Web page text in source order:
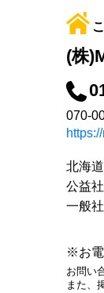
(株
070-
北海
公益
一般
※お電
お問い
また、